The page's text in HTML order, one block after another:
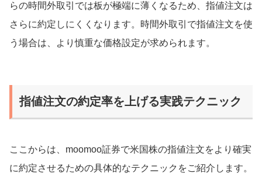
らの時間外取引では板が極端に薄くなるため、指値注文は
さらに約定しにくくなります。時間外取引で指値注文を使
う場合は、より慎重な価格設定が求められます。
指値注文の約定率を上げる実践テクニック
ここからは、moomoo証券で米国株の指値注文をより確実
に約定させるための具体的なテクニックをご紹介します。